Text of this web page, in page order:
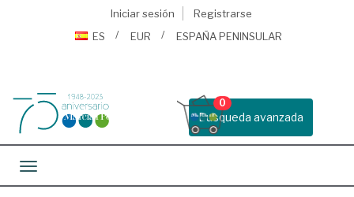
Iniciar sesión
Registrarse
ES
EUR ESPAÑA PENINSULAR
Busqueda avanzada
0
Toggle navigation